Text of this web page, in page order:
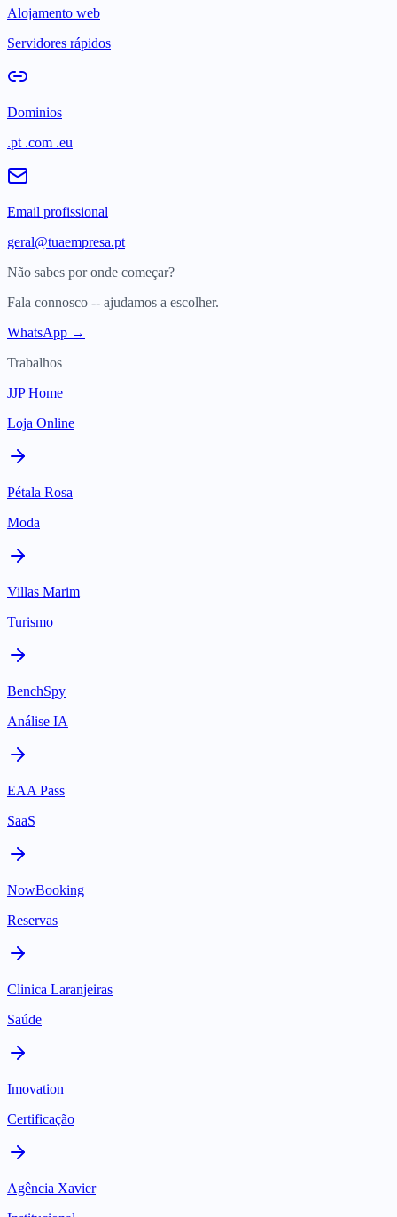
Alojamento web
Servidores rápidos
Dominios
.pt .com .eu
Email profissional
geral@tuaempresa.pt
Não sabes por onde começar?
Fala connosco -- ajudamos a escolher.
WhatsApp →
Trabalhos
JJP Home
Loja Online
Pétala Rosa
Moda
Villas Marim
Turismo
BenchSpy
Análise IA
EAA Pass
SaaS
NowBooking
Reservas
Clinica Laranjeiras
Saúde
Imovation
Certificação
Agência Xavier